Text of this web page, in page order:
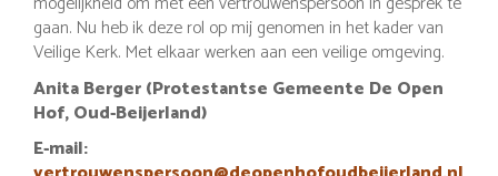
gaan. Nu heb ik deze rol op mij genomen in het kader van
Veilige Kerk. Met elkaar werken aan een veilige omgeving.
Anita Berger (Protestantse Gemeente De Open
Hof, Oud-Beijerland)
E-mail: